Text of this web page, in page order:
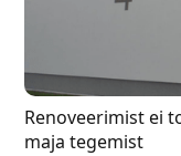
Renoveerimist ei
maja tegemist